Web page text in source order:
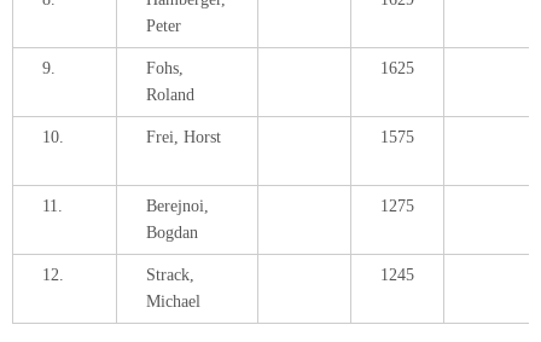
Peter
9.
Fohs,
Roland
1625
10. Frei, Horst 1575
11.
Berejnoi,
Bogdan
1275
12.
Strack,
Michael
1245